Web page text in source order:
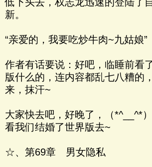
新。
“亲爱的，我要吃炒牛肉~九姑娘”
作者有话要说：好吧，临睡前看
版什么的，连内容都乱七八糟的
来，抹汗~
大家快去吧，好晚了，（
看我们结婚了世界版去~
☆、第69章 男女隐私